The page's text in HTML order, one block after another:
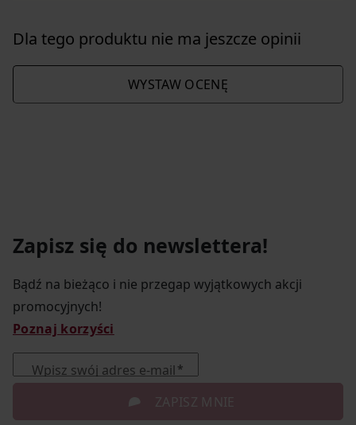
Dla tego produktu nie ma jeszcze opinii
WYSTAW OCENĘ
Zapisz się do newslettera!
Bądź na bieżąco i nie przegap wyjątkowych akcji
promocyjnych!
Poznaj korzyści
Wpisz swój adres e-mail
ZAPISZ MNIE